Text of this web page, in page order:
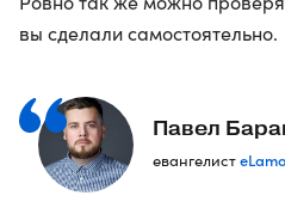
вы сделали самостоятельно.
Павел
евангелистeLama